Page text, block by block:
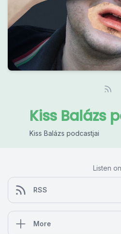
Kiss Balázs
Kiss Balázs podcastjai
Listen
RSS
More